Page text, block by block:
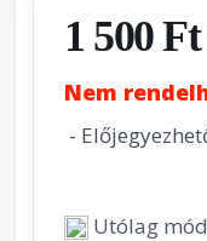
1 500 Ft
Nem
-
Utólag